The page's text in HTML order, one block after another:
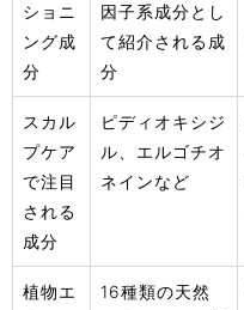
ショニ
ング成
分
因子系成分とし
て紹介される成
分
スカル
プケア
で注目
される
成分
ピディオキシジ
ル、エルゴチオ
ネインなど
植物エ
16種類の天然